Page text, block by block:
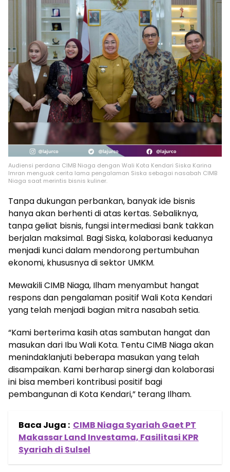
Audiensi perdana CIMB Niaga dengan Wali Kota Kendari Siska Karina
Imran menguak cerita lama pengalaman Siska sebagai nasabah CIMB
Niaga saat merintis bisnis kuliner.
Tanpa dukungan perbankan, banyak ide bisnis
hanya akan berhenti di atas kertas. Sebaliknya,
tanpa geliat bisnis, fungsi intermediasi bank takkan
berjalan maksimal. Bagi Siska, kolaborasi keduanya
menjadi kunci dalam mendorong pertumbuhan
ekonomi, khususnya di sektor UMKM.
Mewakili CIMB Niaga, Ilham menyambut hangat
respons dan pengalaman positif Wali Kota Kendari
yang telah menjadi bagian mitra nasabah setia.
“Kami berterima kasih atas sambutan hangat dan
masukan dari Ibu Wali Kota. Tentu CIMB Niaga akan
menindaklanjuti beberapa masukan yang telah
disampaikan. Kami berharap sinergi dan kolaborasi
ini bisa memberi kontribusi positif bagi
pembangunan di Kota Kendari,” terang Ilham.
Baca Juga : CIMB Niaga Syariah Gaet PT
Makassar Land Investama, Fasilitasi KPR
Syariah di Sulsel